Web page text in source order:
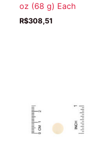
oz (68 g) Each
R$308,51